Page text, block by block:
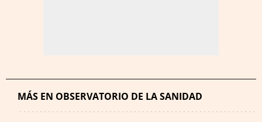
MÁS EN OBSERVATORIO DE LA SANIDAD